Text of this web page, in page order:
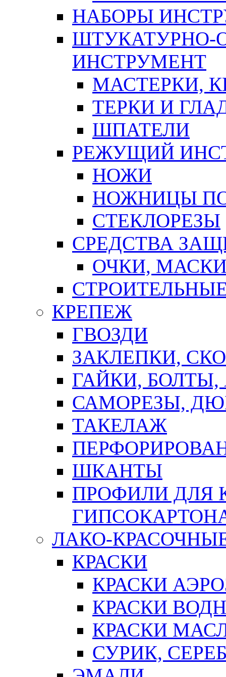
НАБОРЫ
ШТУКАТУРНО-
ИНСТРУМЕНТ
МАСТЕРКИ,
ТЕРКИ И
ШПАТЕЛИ
РЕЖУЩИЙ
НОЖИ
НОЖНИЦЫ
СТЕКЛОРЕЗЫ
СРЕДСТВА
ОЧКИ,
КРЕПЕЖ
ГВОЗДИ
ЗАКЛЕПКИ,
ГАЙКИ,
САМОРЕЗЫ,
ТАКЕЛАЖ
ШКАНТЫ
ПРОФИЛИ ДЛЯ
ЛАКО-
КРАСКИ
КРАСКИ
КРАСКИ
КРАСКИ
СУРИК,